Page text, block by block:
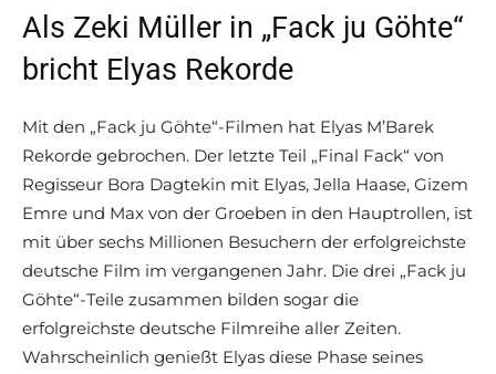
Als Zeki Müller in „Fack ju Göhte“
bricht Elyas Rekorde
Mit den „Fack ju Göhte“-Filmen hat Elyas M’Barek
Rekorde gebrochen. Der letzte Teil „Final Fack“ von
Regisseur Bora Dagtekin mit Elyas, Jella Haase, Gizem
Emre und Max von der Groeben in den Hauptrollen, ist
mit über sechs Millionen Besuchern der erfolgreichste
deutsche Film im vergangenen Jahr. Die drei „Fack ju
Göhte“-Teile zusammen bilden sogar die
erfolgreichste deutsche Filmreihe aller Zeiten.
Wahrscheinlich genießt Elyas diese Phase seines